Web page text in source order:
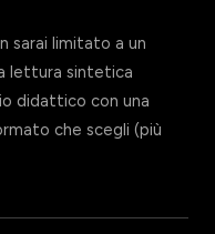
sarai limitato a un
lettura sintetica
didattico con una
che scegli (più